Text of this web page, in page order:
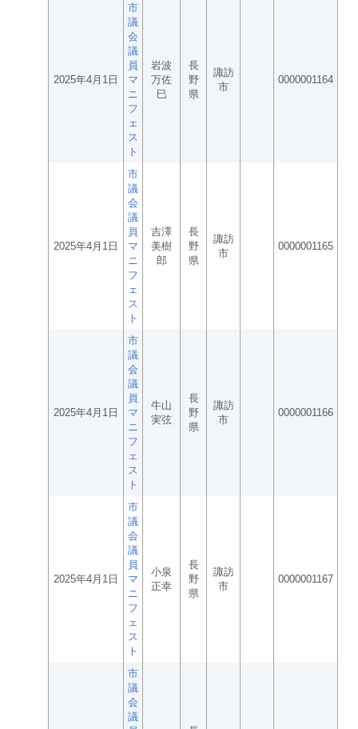
2025年4月1日
市
議
会
議
員
マ
ニ
フ
ェ
ス
ト
岩波
万佐
巳
長
野
県
諏訪
市
0000001164
2025年4月1日
市
議
会
議
員
マ
ニ
フ
ェ
ス
ト
吉澤
美樹
郎
長
野
県
諏訪
市
0000001165
2025年4月1日
市
議
会
議
員
マ
ニ
フ
ェ
ス
ト
牛山
実弦
長
野
県
諏訪
市
0000001166
2025年4月1日
市
議
会
議
員
マ
ニ
フ
ェ
ス
ト
小泉
正幸
長
野
県
諏訪
市
0000001167
市
議
会
議